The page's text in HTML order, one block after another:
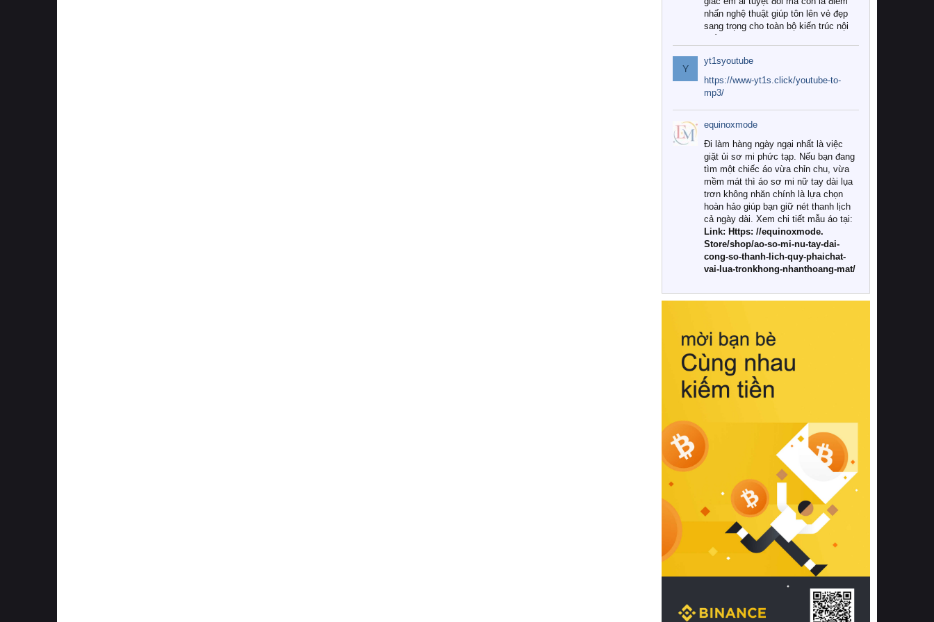
nhấn nghệ thuật giúp tôn lên vẻ đẹp
sang trọng cho toàn bộ kiến trúc nội
Tuy nhiên, giữa thị trường đa dạng
với vô vàn thương hiệu và mẫu mã
như hiện nay, làm thế nào để chọn
được những bộ chăn ga gối đệm cao
cấp thực sự chất lượng, phù hợp với
khí hậu và nhu cầu sử dụng của gia
đình? Hãy cùng chúng tôi đi tìm lời
giải đáp chi tiết qua bài viết dưới đây.
1. Tại sao các gia đình hiện đại lại ưa
chuộng chăn ga gối đệm cao cấp?
Khác với các dòng sản phẩm thông
thường, những bộ chăn ga gối đệm
cao cấp trải qua quy trình sản xuất
nghiêm ngặt từ khâu chọn lọc nguyên
liệu tự nhiên đến công nghệ dệt
nhuộm hiện đại không chứa hóa chất
này, bạn sẽ cảm nhận rõ rệt sự khác
hồi chuẩn xác của phần đệm nâng đỡ
cột sống.
Bên cạnh đó, việc lựa chọn các dòng
sản phẩm đạt chuẩn chất lượng quốc
tế còn giúp ngăn ngừa tình trạng kích
khuẩn và nấm mốc trong điều kiện
thời tiết nóng ẩm. Bạn có thể tìm hiểu
thêm các nghiên cứu khoa học về tác
động của giấc ngủ và môi trường
phòng ngủ đối với sức khỏe con
người tại Sleep Foundation (External
Link) để có cái nhìn toàn diện hơn.
2. Các tiêu chí vàng khi lựa chọn
chăn ga gối đệm cao cấp cho phòng
ngủ
Để sở hữu một bộ chăn ga gối đệm
cao cấp hoàn hảo cả về thẩm mỹ lẫn
công năng, người tiêu dùng cần cân
nhắc kỹ lưỡng các tiêu chí quan trọng
Y
yt1syoutube
https://www-yt1s.click/youtube-to-
mp3/
equinoxmode
Đi làm hàng ngày ngại nhất là việc
giặt ủi sơ mi phức tạp. Nếu bạn đang
tìm một chiếc áo vừa chỉn chu, vừa
mềm mát thì áo sơ mi nữ tay dài lụa
trơn không nhăn chính là lựa chọn
hoàn hảo giúp bạn giữ nét thanh lịch
cả ngày dài. Xem chi tiết mẫu áo tại:
Link: Https: //equinoxmode.
Store/shop/ao-so-mi-nu-tay-dai-
cong-so-thanh-lich-quy-phaichat-
vai-lua-tronkhong-nhanthoang-mat/